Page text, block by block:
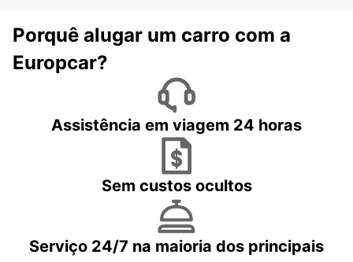
Porquê alugar um carro com a
Europcar?
Assistência em viagem 24 horas
Sem custos ocultos
Serviço 24/7 na maioria dos principais